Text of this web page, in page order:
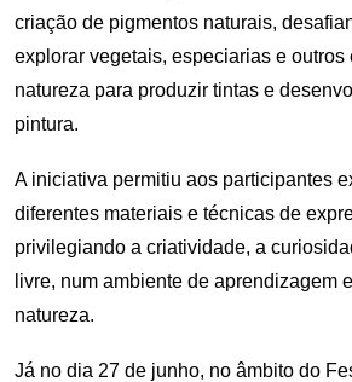
criação de pigmentos naturais,
explorar vegetais, especiarias e outros
natureza para produzir tintas e
pintura.
A iniciativa permitiu aos participantes
diferentes materiais e técnicas de
privilegiando a criatividade, a
livre, num ambiente de aprendizagem
natureza.
Já no dia 27 de junho, no âmbito do